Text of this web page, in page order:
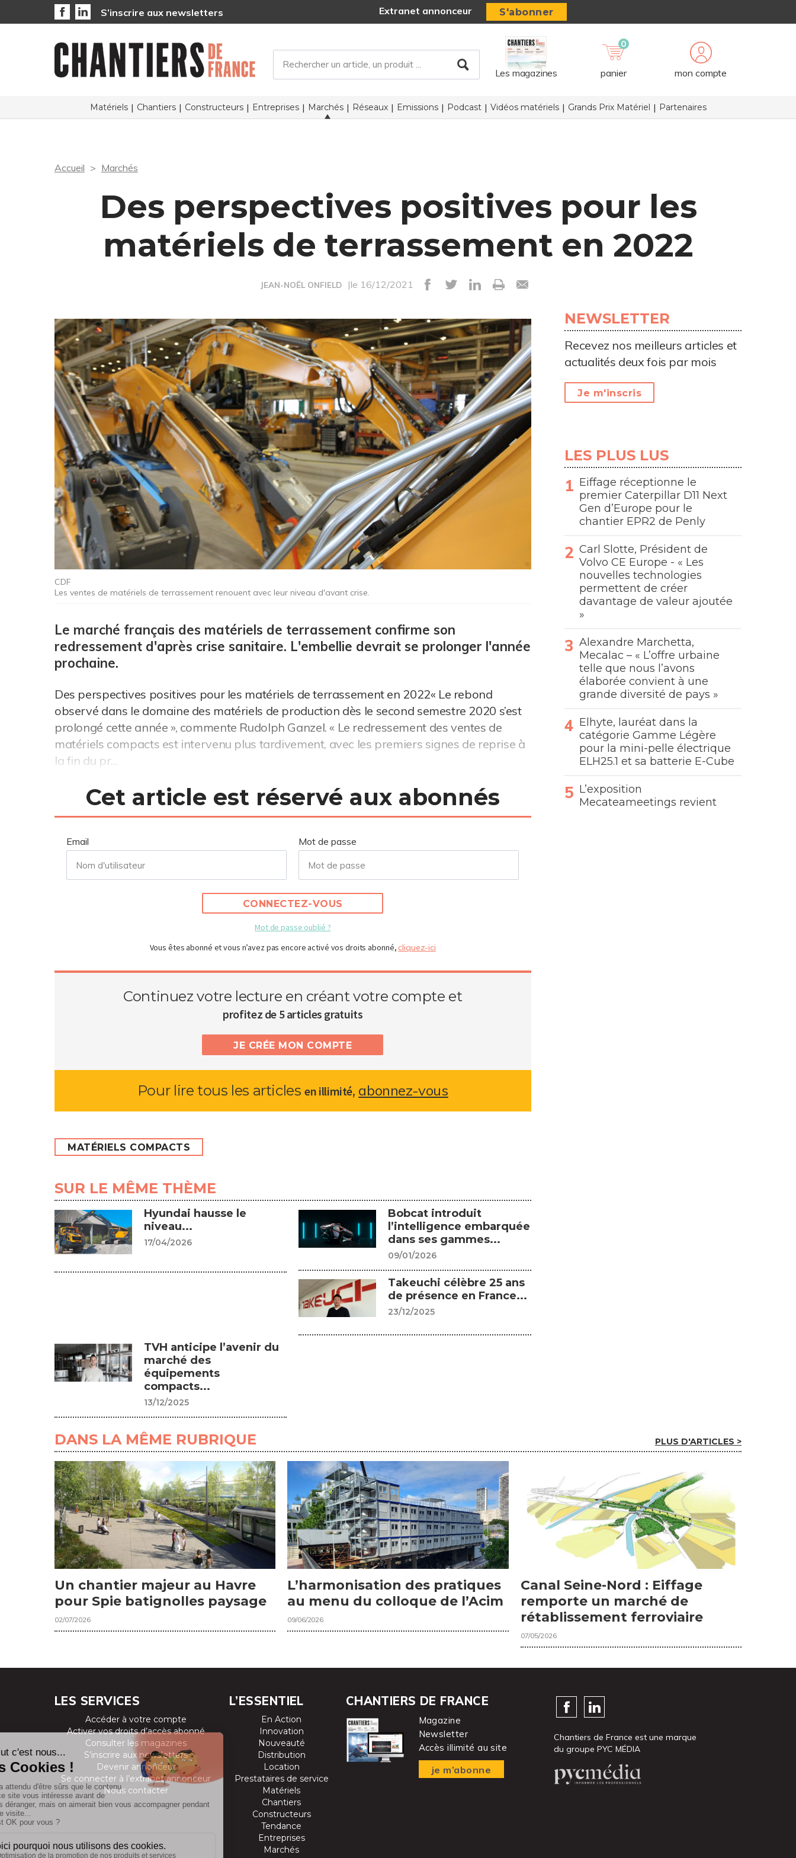
S’inscrire aux newsletters Extranet annonceur S'abonner
Les magazines
0
panier mon compte
Matériels Chantiers Constructeurs Entreprises Marchés Réseaux Emissions Podcast Vidéos matériels Grands Prix Matériel Partenaires
Accueil Marchés
Des perspectives positives pour les
matériels de terrassement en 2022
JEAN-NOËL ONFIELD |le 16/12/2021
CDF
Les ventes de matériels de terrassement renouent avec leur niveau d'avant crise.
Le marché français des matériels de terrassement confirme son
redressement d'après crise sanitaire. L'embellie devrait se prolonger l'année
prochaine.
Des perspectives positives pour les matériels de terrassement en 2022« Le rebond
observé dans le domaine des matériels de production dès le second semestre 2020 s’est
prolongé cette année », commente Rudolph Ganzel. « Le redressement des ventes de
matériels compacts est intervenu plus tardivement, avec les premiers signes de reprise à
la fin du pr...
Cet article est réservé aux abonnés
Email Mot de passe
CONNECTEZ-VOUS
Mot de passe oublié ?
Vous êtes abonné et vous n’avez pas encore activé vos droits abonné, cliquez-ici
Continuez votre lecture en créant votre compte et
profitez de 5 articles gratuits
JE CRÉE MON COMPTE
Pour lire tous les articlesen illimité, abonnez-vous
MATÉRIELS COMPACTS
SUR LE MÊME THÈME
Hyundai hausse le
niveau...
17/04/2026
Bobcat introduit
l’intelligence embarquée
dans ses gammes...
09/01/2026
Takeuchi célèbre 25 ans
de présence en France...
23/12/2025
TVH anticipe l’avenir du
marché des
équipements
compacts...
13/12/2025
NEWSLETTER
Recevez nos meilleurs articles et
actualités deux fois par mois
Je m'inscris
LES PLUS LUS
Eiffage réceptionne le
premier Caterpillar D11 Next
Gen d’Europe pour le
chantier EPR2 de Penly
Carl Slotte, Président de
Volvo CE Europe - « Les
nouvelles technologies
permettent de créer
davantage de valeur ajoutée
»
Alexandre Marchetta,
Mecalac – « L’offre urbaine
telle que nous l’avons
élaborée convient à une
grande diversité de pays »
Elhyte, lauréat dans la
catégorie Gamme Légère
pour la mini-pelle électrique
ELH25.1 et sa batterie E-Cube
L’exposition
Mecateameetings revient
DANS LA MÊME RUBRIQUE PLUS D'ARTICLES >
Un chantier majeur au Havre
pour Spie batignolles paysage
02/07/2026
L’harmonisation des pratiques
au menu du colloque de l’Acim
09/06/2026
Canal Seine-Nord : Eiffage
remporte un marché de
rétablissement ferroviaire
07/05/2026
LES SERVICES
Accéder à votre compte
Activer vos droits d’accès abonné
Consulter les magazines
S’inscrire aux newsletters
Devenir annonceur
Se connecter à l’extranet annonceur
Nous contacter
L’ESSENTIEL
En Action
Innovation
Nouveauté
Distribution
Location
Prestataires de service
Matériels
Chantiers
Constructeurs
Tendance
Entreprises
Marchés
CHANTIERS DE FRANCE
Magazine
Newsletter
Accès illimité au site
je m’abonne
Chantiers de France est une marque
du groupe PYC MÉDIA